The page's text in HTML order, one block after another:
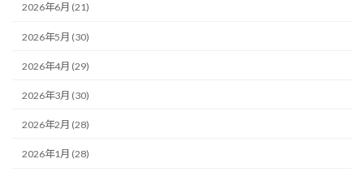
2026年6月 (21)
2026年5月 (30)
2026年4月 (29)
2026年3月 (30)
2026年2月 (28)
2026年1月 (28)